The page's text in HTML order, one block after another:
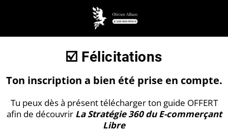
☑️ Félicitations
Ton inscription a bien été prise en compte.
Tu peux dès à présent télécharger ton guide OFFERT
afin de découvrir La Stratégie 360 du E-commerçant
Libre